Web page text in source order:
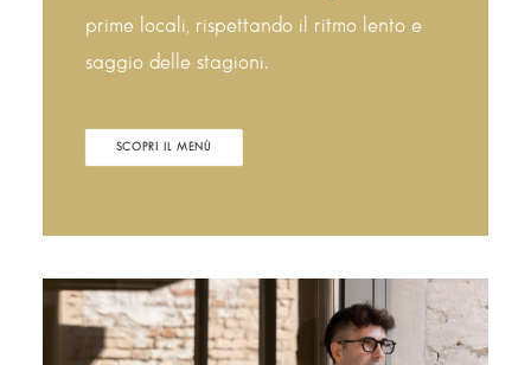
prime locali, rispettando il ritmo lento e
saggio delle stagioni.
SCOPRI IL MENÙ